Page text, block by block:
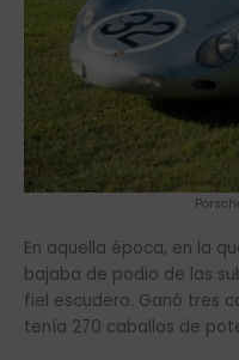
En aquella época, en la
bajaba de podio de las
fiel escudero. Ganó tres
tenía 270 caballos de